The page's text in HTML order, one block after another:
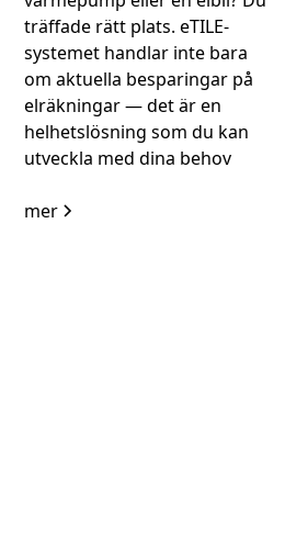
träffade rätt plats. eTILE-
systemet handlar inte bara
om aktuella besparingar på
elräkningar — det är en
helhetslösning som du kan
utveckla med dina behov
mer